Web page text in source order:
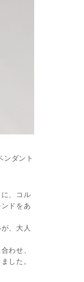
ンダント
、コル
ドをあ
、大人
わせ、
した。